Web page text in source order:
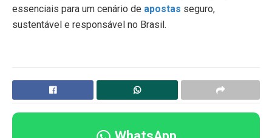
essenciais para um cenário de apostas seguro,
sustentável e responsável no Brasil.